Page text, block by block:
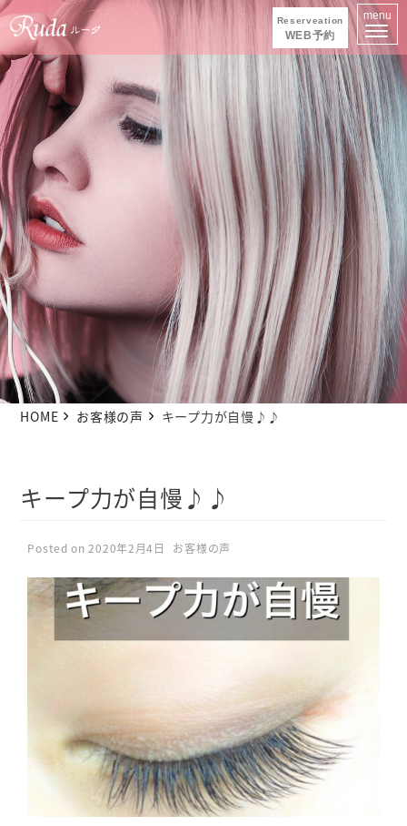
Reserveation
WEB予約
menu
HOME お客様の声 キープ力が自慢♪♪
キープ力が自慢♪♪
Posted on 2020年2月4日 お客様の声